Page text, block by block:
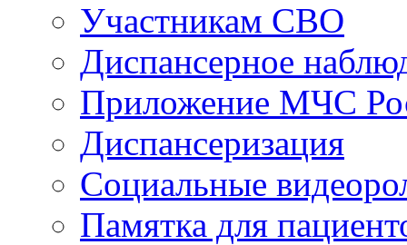
Участникам СВО
Диспансерное
Приложение МЧС
Диспансеризация
Социальные
Памятка для